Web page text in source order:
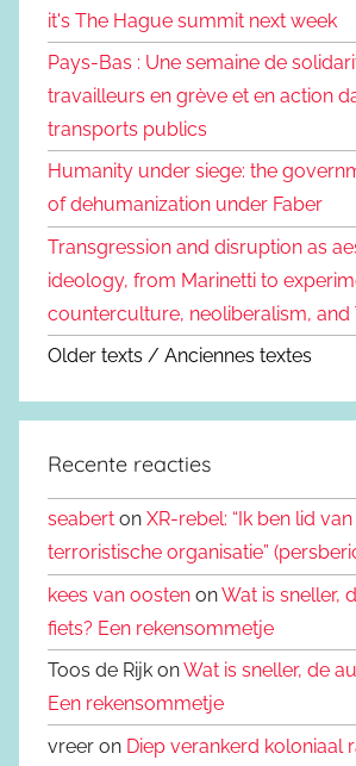
it's The Hague summit next week
Pays-Bas : Une semaine de
travailleurs en grève et en action
transports publics
Humanity under siege: the
of dehumanization under Faber
Transgression and disruption as
ideology, from Marinetti to
counterculture, neoliberalism, and
Older texts / Anciennes textes
Recente reacties
seabert on XR-rebel: “Ik ben lid
terroristische organisatie”
kees van oosten onWat is sneller,
fiets? Een rekensommetje
Toos de Rijk onWat is sneller, de
Een rekensommetje
vreer on Diep verankerd koloniaal